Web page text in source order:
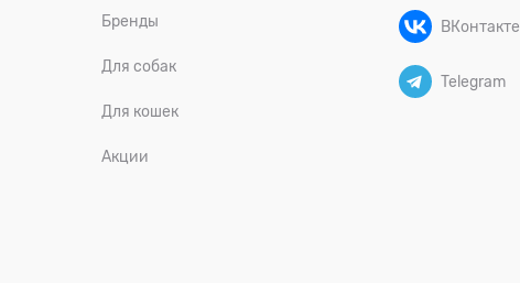
Бренды
Для собак
Для кошек
Акции
ВКонтакте
Telegram